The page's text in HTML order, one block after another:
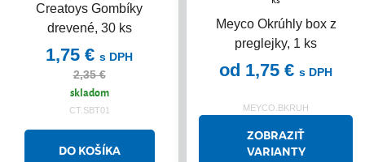
Creatoys Gombíky
drevené, 30 ks
Akcia
1,75 € s DPH
2,35 €
skladom
CT.SBT01
Meyco Okrúhly box z
preglejky, 1 ks
od 1,75 € s DPH
MEYCO.BKRUH
ZOBRAZIŤ
VARIANTY